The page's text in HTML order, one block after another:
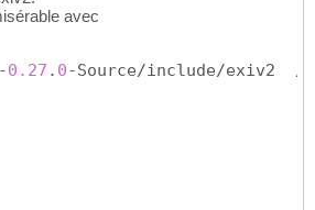
avec
0.27 . 0-Source/include/exiv2  /